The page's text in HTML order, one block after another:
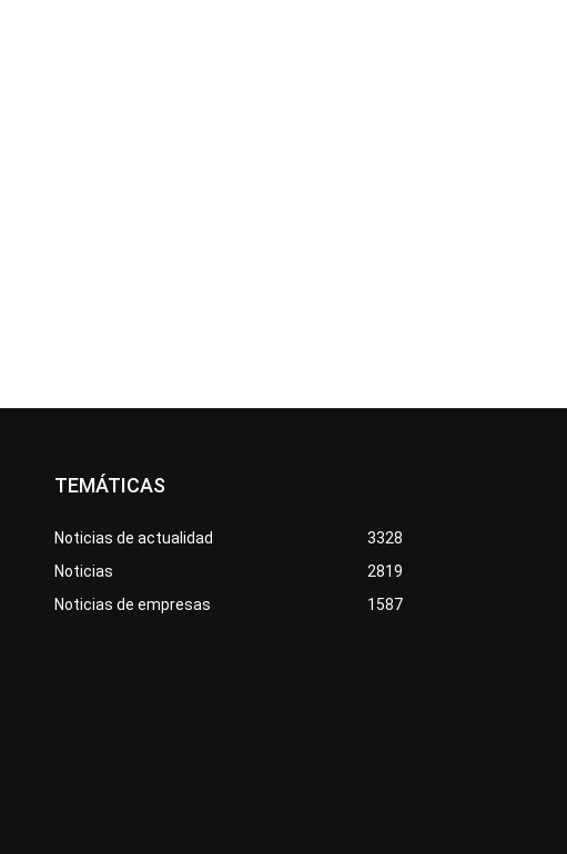
TEMÁTICAS
Noticias de actualidad
3328
Noticias
2819
Noticias de empresas
1587